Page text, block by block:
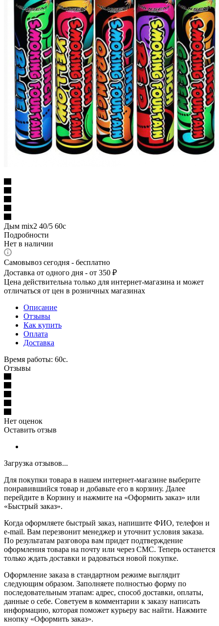
Дым mix2 40/5 60с
Подробности
Нет в наличии
Самовывоз сегодня - бесплатно
Доставка от одного дня - от 350 ₽
Цена действительна только для интернет-магазина и может
отличаться от цен в розничных магазинах
Описание
Отзывы
Как купить
Оплата
Доставка
Время работы: 60с.
Отзывы
Нет оценок
Оставить отзыв
Загрузка отзывов...
Для покупки товара в нашем интернет-магазине выберите
понравившийся товар и добавьте его в корзину. Далее
перейдите в Корзину и нажмите на «Оформить заказ» или
«Быстрый заказ».
Когда оформляете быстрый заказ, напишите ФИО, телефон и
e-mail. Вам перезвонит менеджер и уточнит условия заказа.
По результатам разговора вам придет подтверждение
оформления товара на почту или через СМС. Теперь останется
только ждать доставки и радоваться новой покупке.
Оформление заказа в стандартном режиме выглядит
следующим образом. Заполняете полностью форму по
последовательным этапам: адрес, способ доставки, оплаты,
данные о себе. Советуем в комментарии к заказу написать
информацию, которая поможет курьеру вас найти. Нажмите
кнопку «Оформить заказ».